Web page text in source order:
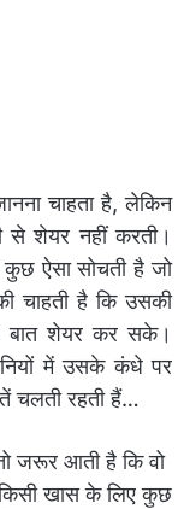
चाहता है,लेकिन
से शेयर नहीं करती।
ऐसा सोचती है जो
चाहती है कि उसकी
बात शेयर कर सके।
में उसके कंधे पर
चलती रहती हैं…
जरूर आती है कि वो
खास के लिए कुछ